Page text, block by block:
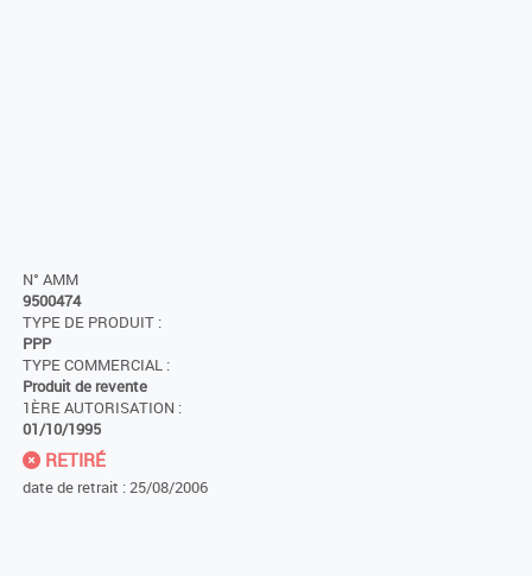
N° AMM
9500474
TYPE DE PRODUIT :
PPP
TYPE COMMERCIAL :
Produit de revente
1ÈRE AUTORISATION :
01/10/1995
RETIRÉ
date de retrait : 25/08/2006